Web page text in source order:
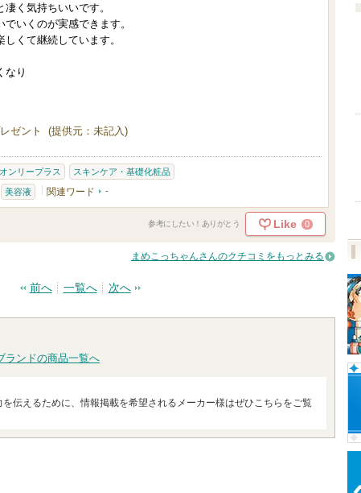
く気持ちいいです。
いくのが実感できます。
しくて継続しています。
なり
ゼント (提供元：未記入)
オンリープラス スキンケア・基礎化粧品
美容液 関連ワード -
参考にしたい！ありがとう Like 0
まめこっちゃんさんのクチコミをもっとみる
前へ 一覧へ 次へ
ランドの商品一覧へ
伝えるために、情報掲載を希望されるメーカー様はぜひこちらをご覧